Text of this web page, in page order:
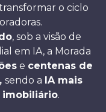
o ciclo
, sob a visão de
em IA, a Morada
e centenas de
sendo a IA mais
imobiliário.